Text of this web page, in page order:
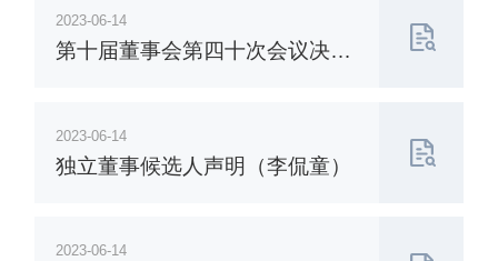
2023-06-14
第十届董事会第四十次会议决议
2023-06-14
独立董事候选人声明（李侃童）
2023-06-14